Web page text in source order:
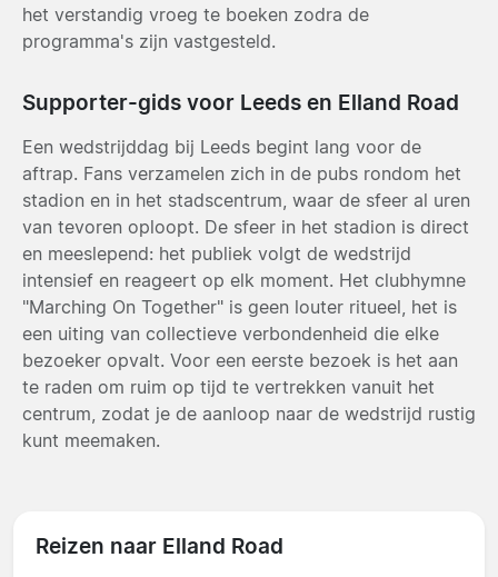
het verstandig vroeg te boeken zodra de
programma's zijn vastgesteld.
Supporter-gids voor Leeds en Elland Road
Een wedstrijddag bij Leeds begint lang voor de
aftrap. Fans verzamelen zich in de pubs rondom het
stadion en in het stadscentrum, waar de sfeer al uren
van tevoren oploopt. De sfeer in het stadion is direct
en meeslepend: het publiek volgt de wedstrijd
intensief en reageert op elk moment. Het clubhymne
"Marching On Together" is geen louter ritueel, het is
een uiting van collectieve verbondenheid die elke
bezoeker opvalt. Voor een eerste bezoek is het aan
te raden om ruim op tijd te vertrekken vanuit het
centrum, zodat je de aanloop naar de wedstrijd rustig
kunt meemaken.
Reizen naar Elland Road